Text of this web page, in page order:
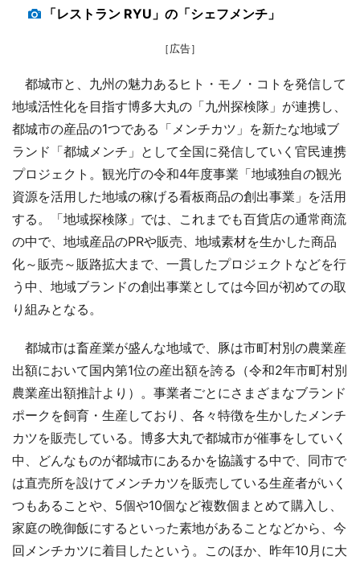
「レストラン RYU」の「シェフメンチ」
［広告］
都城市と、九州の魅力あるヒト・モノ・コトを発信して
地域活性化を目指す博多大丸の「九州探検隊」が連携し、
都城市の産品の1つである「メンチカツ」を新たな地域ブ
ランド「都城メンチ」として全国に発信していく官民連携
プロジェクト。観光庁の令和4年度事業「地域独自の観光
資源を活用した地域の稼げる看板商品の創出事業」を活用
する。「地域探検隊」では、これまでも百貨店の通常商流
の中で、地域産品のPRや販売、地域素材を生かした商品
化～販売～販路拡大まで、一貫したプロジェクトなどを行
う中、地域ブランドの創出事業としては今回が初めての取
り組みとなる。
都城市は畜産業が盛んな地域で、豚は市町村別の農業産
出額において国内第1位の産出額を誇る（令和2年市町村別
農業産出額推計より）。事業者ごとにさまざまなブランド
ポークを飼育・生産しており、各々特徴を生かしたメンチ
カツを販売している。博多大丸で都城市が催事をしていく
中、どんなものが都城市にあるかを協議する中で、同市で
は直売所を設けてメンチカツを販売している生産者がいく
つもあることや、5個や10個など複数個まとめて購入し、
家庭の晩御飯にするといった素地があることなどから、今
回メンチカツに着目したという。このほか、昨年10月に大